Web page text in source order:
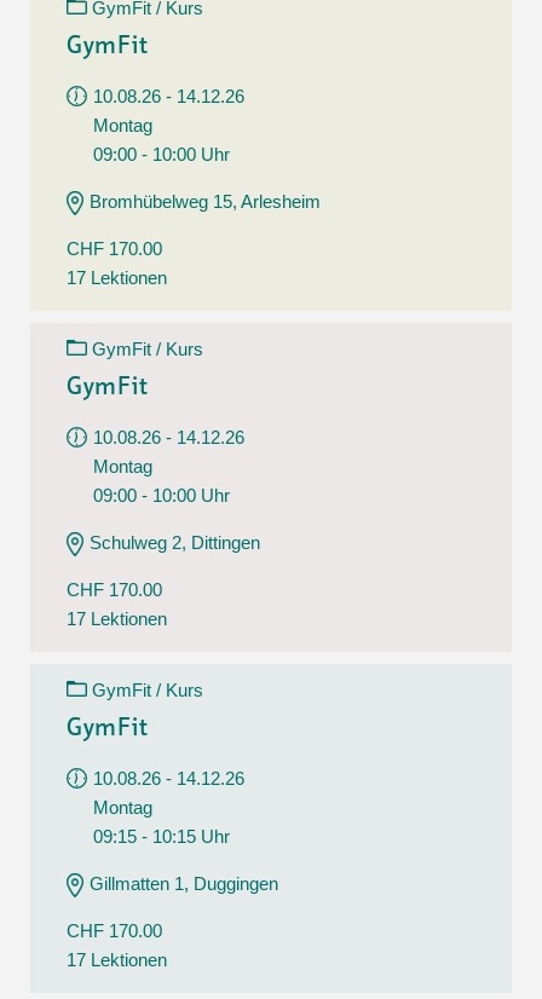
GymFit / Kurs
GymFit
10.08.26 - 14.12.26
Montag
09:00 - 10:00 Uhr
Bromhübelweg 15, Arlesheim
CHF 170.00
17 Lektionen
GymFit / Kurs
GymFit
10.08.26 - 14.12.26
Montag
09:00 - 10:00 Uhr
Schulweg 2, Dittingen
CHF 170.00
17 Lektionen
GymFit / Kurs
GymFit
10.08.26 - 14.12.26
Montag
09:15 - 10:15 Uhr
Gillmatten 1, Duggingen
CHF 170.00
17 Lektionen